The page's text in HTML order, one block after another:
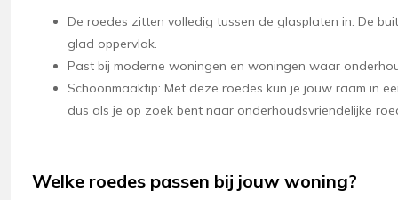
De roedes zitten volledig tussen de glasplaten in. De
glad oppervlak.
Past bij moderne woningen en woningen waar
Schoonmaaktip: Met deze roedes kun je jouw raam in
dus als je op zoek bent naar onderhoudsvriendelijke
Welke roedes passen bij jouw woning?